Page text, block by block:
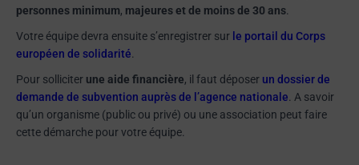
personnes minimum, majeures et de moins de 30 ans
Votre équipe devra ensuite s’enregistrer sur le portail du Corps
européen de solidarité
Pour solliciter une aide financière, il faut déposer un dossier de
demande de subvention auprès de l’agence nationale . A savoir
qu’un organisme (public ou privé) ou une association peut faire
cette démarche pour votre équipe.